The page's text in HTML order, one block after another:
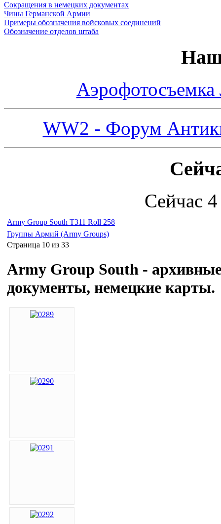
Сокращения в немецких документах
Чины Германской Армии
Примеры обозначения войсковых соединений
Обозначение отделов штаба
WW2 - Форум
Сейчас
Army Group South T311 Roll 258
Группы Армий (Army Groups)
Страница 10 из 33
Army Group South -
документы, немецкие карты.